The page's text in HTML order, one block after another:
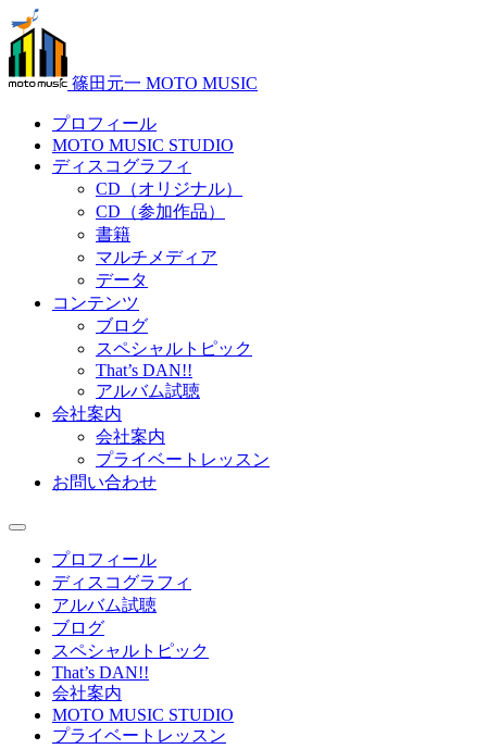
篠田元一 MOTO MUSIC
プロフィール
MOTO MUSIC STUDIO
ディスコグラフィ
CD（オリジナル）
CD（参加作品）
書籍
マルチメディア
データ
コンテンツ
ブログ
スペシャルトピック
That’s DAN!!
アルバム試聴
会社案内
会社案内
プライベートレッスン
お問い合わせ
プロフィール
ディスコグラフィ
アルバム試聴
ブログ
スペシャルトピック
That’s DAN!!
会社案内
MOTO MUSIC STUDIO
プライベートレッスン